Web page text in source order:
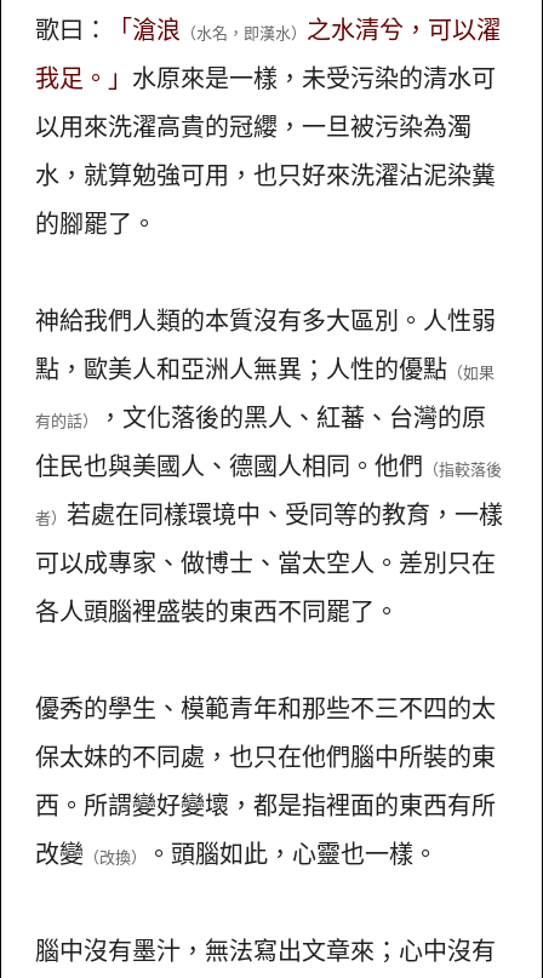
歌曰：
「滄浪 （水名，即漢水） 之水清兮，可以濯
我足。」 水原來是一樣，未受污染的清水可
以用來洗濯高貴的冠纓，一旦被污染為濁
水，就算勉強可用，也只好來洗濯沾泥染糞
的腳罷了。
神給我們人類的本質沒有多大區別。人性弱
點，歐美人和亞洲人無異；人性的優點 （如果
有的話）
，文化落後的黑人、紅蕃、台灣的原
住民也與美國人、德國人相同。他們 （指較落後
者）若處在同樣環境中、受同等的教育，一樣
可以成專家、做博士、當太空人。差別只在
各人頭腦裡盛裝的東西不同罷了。
優秀的學生、模範青年和那些不三不四的太
保太妹的不同處，也只在他們腦中所裝的東
西。所謂變好變壞，都是指裡面的東西有所
改變 （改換） 。頭腦如此，心靈也一樣。
腦中沒有墨汁，無法寫出文章來；心中沒有